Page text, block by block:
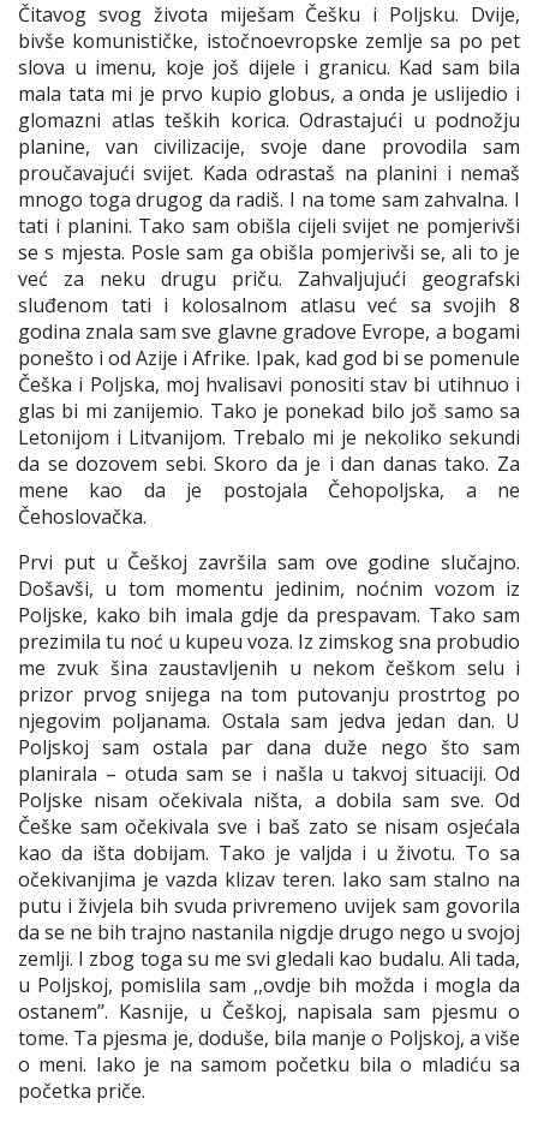
Čitavog svog života miješam Češku i Poljsku. Dvije,
bivše komunističke, istočnoevropske zemlje sa po pet
slova u imenu, koje još dijele i granicu. Kad sam bila
mala tata mi je prvo kupio globus, a onda je uslijedio i
glomazni atlas teških korica. Odrastajući u podnožju
planine, van civilizacije, svoje dane provodila sam
proučavajući svijet. Kada odrastaš na planini i nemaš
mnogo toga drugog da radiš. I na tome sam zahvalna. I
tati i planini. Tako sam obišla cijeli svijet ne pomjerivši
se s mjesta. Posle sam ga obišla pomjerivši se, ali to je
već za neku drugu priču. Zahvaljujući geografski
sluđenom tati i kolosalnom atlasu već sa svojih 8
godina znala sam sve glavne gradove Evrope, a bogami
ponešto i od Azije i Afrike. Ipak, kad god bi se pomenule
Češka i Poljska, moj hvalisavi ponositi stav bi utihnuo i
glas bi mi zanijemio. Tako je ponekad bilo još samo sa
Letonijom i Litvanijom. Trebalo mi je nekoliko sekundi
da se dozovem sebi. Skoro da je i dan danas tako. Za
mene kao da je postojala Čehopoljska, a ne
Čehoslovačka.
Prvi put u Češkoj završila sam ove godine slučajno.
Došavši, u tom momentu jedinim, noćnim vozom iz
Poljske, kako bih imala gdje da prespavam. Tako sam
prezimila tu noć u kupeu voza. Iz zimskog sna probudio
me zvuk šina zaustavljenih u nekom češkom selu i
prizor prvog snijega na tom putovanju prostrtog po
njegovim poljanama. Ostala sam jedva jedan dan. U
Poljskoj sam ostala par dana duže nego što sam
planirala – otuda sam se i našla u takvoj situaciji. Od
Poljske nisam očekivala ništa, a dobila sam sve. Od
Češke sam očekivala sve i baš zato se nisam osjećala
kao da išta dobijam. Tako je valjda i u životu. To sa
očekivanjima je vazda klizav teren. Iako sam stalno na
putu i živjela bih svuda privremeno uvijek sam govorila
da se ne bih trajno nastanila nigdje drugo nego u svojoj
zemlji. I zbog toga su me svi gledali kao budalu. Ali tada,
u Poljskoj, pomislila sam ,,ovdje bih možda i mogla da
ostanem’’. Kasnije, u Češkoj, napisala sam pjesmu o
tome. Ta pjesma je, doduše, bila manje o Poljskoj, a više
o meni. Iako je na samom početku bila o mladiću sa
početka priče.